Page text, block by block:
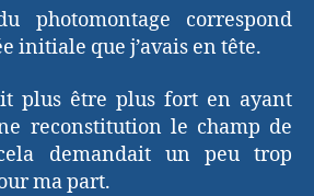
photomontage correspond
initiale que j’avais en tête.
plus être plus fort en ayant
reconstitution le champ de
demandait un peu trop
ma part.